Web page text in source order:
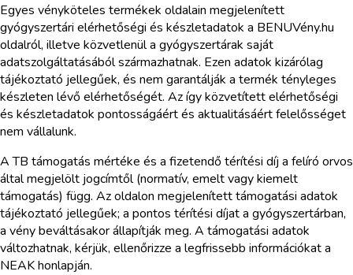
Egyes vényköteles termékek oldalain megjelenített
gyógyszertári elérhetőségi és készletadatok a BENUVény.hu
oldalról, illetve közvetlenül a gyógyszertárak saját
adatszolgáltatásából származhatnak. Ezen adatok kizárólag
tájékoztató jellegűek, és nem garantálják a termék tényleges
készleten lévő elérhetőségét. Az így közvetített elérhetőségi
és készletadatok pontosságáért és aktualitásáért felelősséget
nem vállalunk.
A TB támogatás mértéke és a fizetendő térítési díj a felíró orvos
által megjelölt jogcímtől (normatív, emelt vagy kiemelt
támogatás) függ. Az oldalon megjelenített támogatási adatok
tájékoztató jellegűek; a pontos térítési díjat a gyógyszertárban,
a vény beváltásakor állapítják meg. A támogatási adatok
változhatnak, kérjük, ellenőrizze a legfrissebb információkat a
NEAK honlapján.